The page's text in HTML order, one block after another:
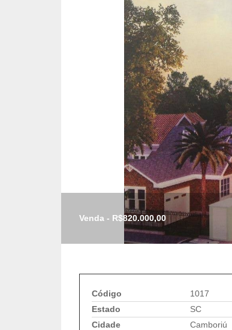
Venda - R$820.000,00
Código
1017
Estado
SC
Cidade
Camboriú